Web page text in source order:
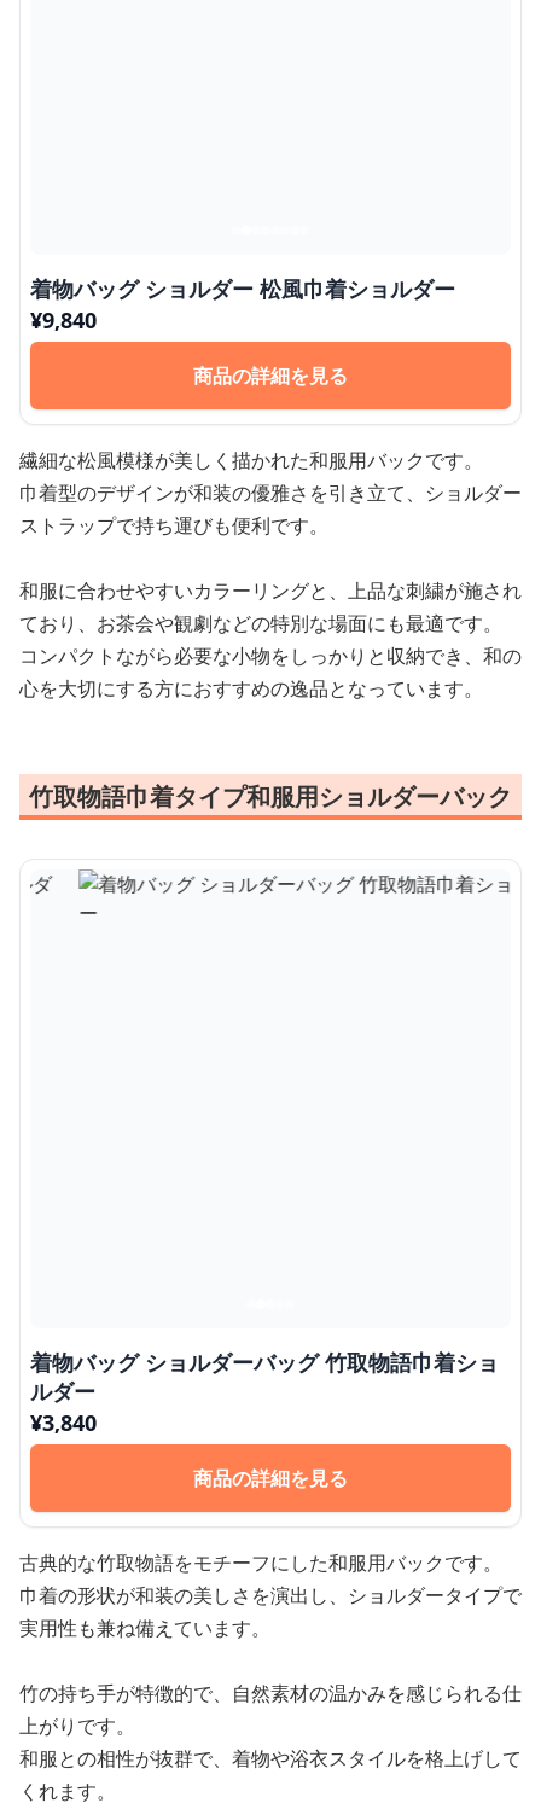
着物バッグ ショルダー 松風巾着ショルダー
¥9,840
商品の詳細を見る
繊細な松風模様が美しく描かれた和服用バックです。
巾着型のデザインが和装の優雅さを引き立て、ショルダー
ストラップで持ち運びも便利です。
和服に合わせやすいカラーリングと、上品な刺繍が施され
ており、お茶会や観劇などの特別な場面にも最適です。
コンパクトながら必要な小物をしっかりと収納でき、和の
心を大切にする方におすすめの逸品となっています。
竹取物語巾着タイプ和服用ショルダーバック
着物バッグ ショルダーバッグ 竹取物語巾着ショ
ルダー
¥3,840
商品の詳細を見る
古典的な竹取物語をモチーフにした和服用バックです。
巾着の形状が和装の美しさを演出し、ショルダータイプで
実用性も兼ね備えています。
竹の持ち手が特徴的で、自然素材の温かみを感じられる仕
上がりです。
和服との相性が抜群で、着物や浴衣スタイルを格上げして
くれます。